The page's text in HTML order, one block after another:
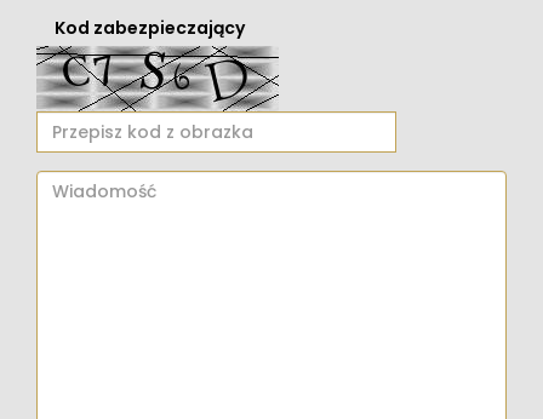
Kod zabezpieczający